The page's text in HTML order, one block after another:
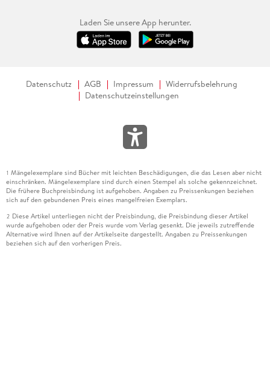
Laden Sie unsere App herunter.
Datenschutz AGB Impressum
Widerrufsbelehrung
Datenschutzeinstellungen
1 Mängelexemplare sind Bücher mit leichten Beschädigungen, die das Lesen aber nicht
einschränken. Mängelexemplare sind durch einen Stempel als solche gekennzeichnet.
Die frühere Buchpreisbindung ist aufgehoben. Angaben zu Preissenkungen beziehen
sich auf den gebundenen Preis eines mangelfreien Exemplars.
2 Diese Artikel unterliegen nicht der Preisbindung, die Preisbindung dieser Artikel
wurde aufgehoben oder der Preis wurde vom Verlag gesenkt. Die jeweils zutreffende
Alternative wird Ihnen auf der Artikelseite dargestellt. Angaben zu Preissenkungen
beziehen sich auf den vorherigen Preis.